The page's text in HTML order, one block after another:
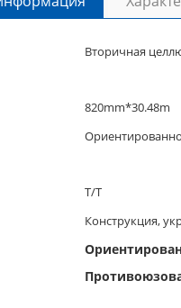
Вторичная
820mm*30.48m
T/T
Конструкция,